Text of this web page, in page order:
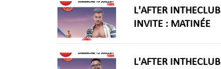
L'AFTER INTHECLUB
INVITE : MATINÉE
L'AFTER INTHECLUB